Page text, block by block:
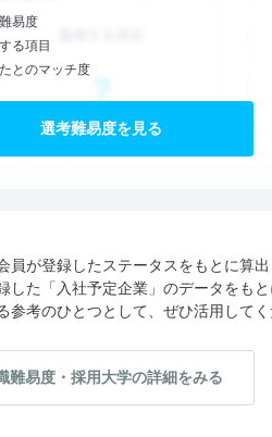
易度
る項目
とのマッチ度
選考難易度を見る
員が登録したステータスをもとに算
した「入社予定企業」のデータをも
考のひとつとして、ぜひ活用してく
難易度・採用大学の詳細をみる